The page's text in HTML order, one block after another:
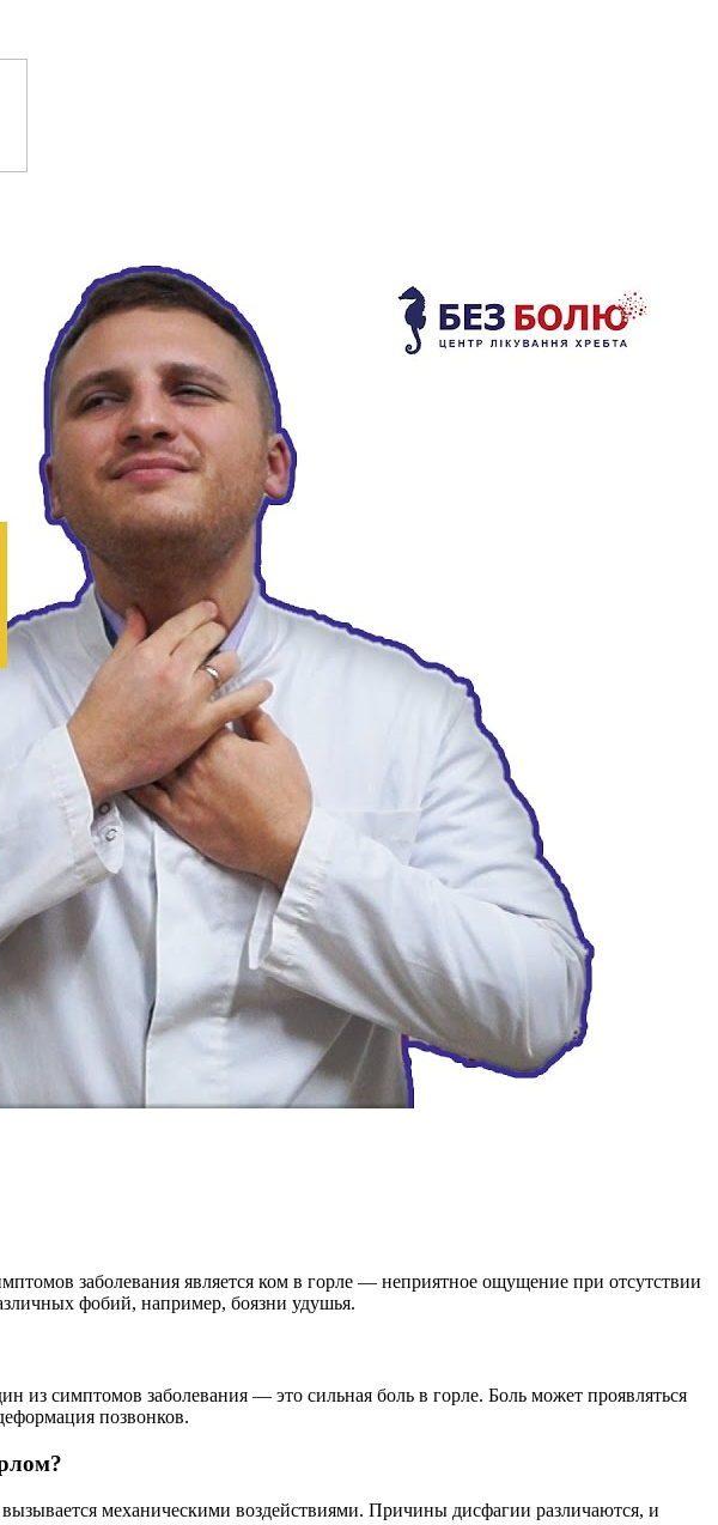
заболевания является ком в горле — неприятное ощущение при отсутствии
фобий, например, боязни удушья.
из симптомов заболевания — это сильная боль в горле. Боль может проявляться
позвонков.
механическими воздействиями. Причины дисфагии различаются, и